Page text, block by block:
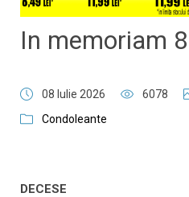
In memoriam
08 Iulie 2026 6078
Condoleante
DECESE